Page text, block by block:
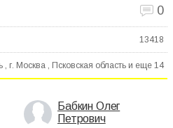
0
13418
, г. Москва , Псковская область и еще 14
Бабкин Олег
Петрович